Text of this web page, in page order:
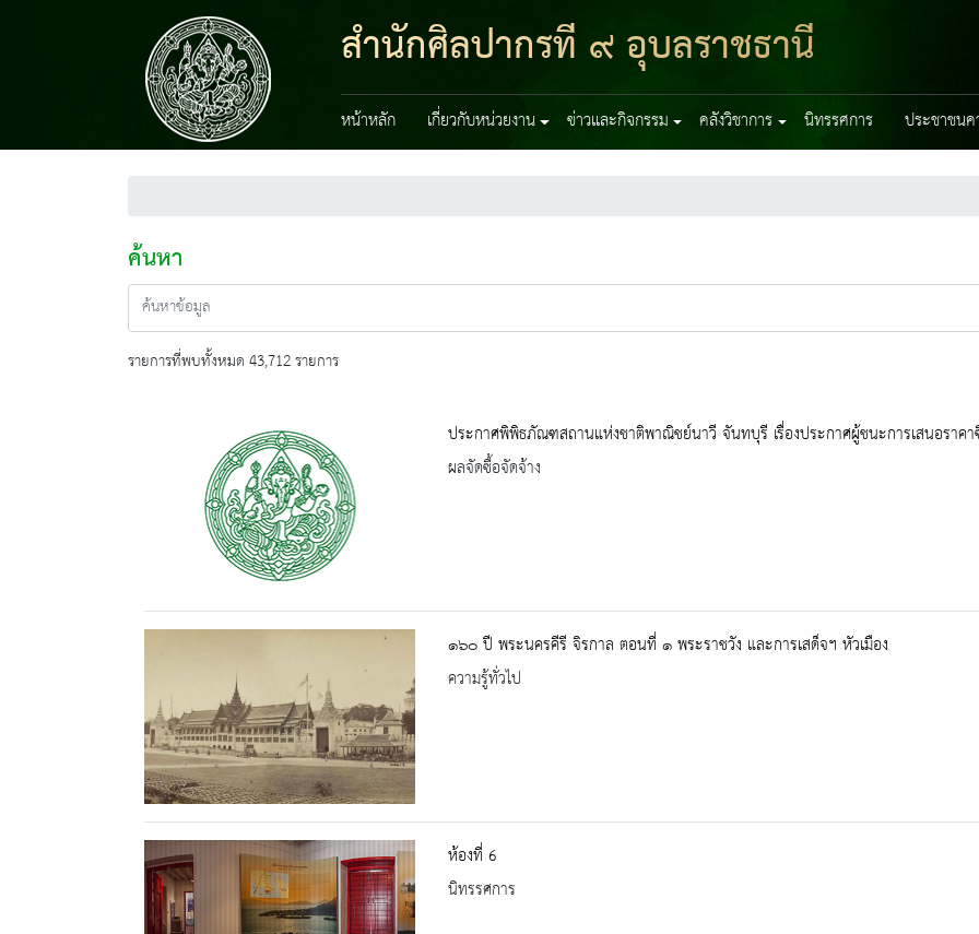
สำนักศิลปากรที่ ๙ อุบลราชธานี
หน้าหลัก เกี่ยวกับหน่วยงาน ข่าวและกิจกรรม คลังวิชาการ นิทรรศการ ประชาชน
ค้นหา
รายการที่พบทั้งหมด 43,712 รายการ
ประกาศพิพิธภัณฑสถานแห่งชาติพาณิชย์นาวี จันทบุรี เรื่องประกาศผู้ชนะการเสนอราคา
ผลจัดซื้อจัดจ้าง
๑๖๐ ปี พระนครคีรี จิรกาล ตอนที่ ๑ พระราชวัง และการเสด็จฯ หัวเมือง
ความรู้ทั่วไป
ห้องที่ 6
นิทรรศการ